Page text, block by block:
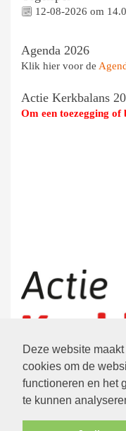
Deze website
cookies om de
functioneren en het
te kunnen
12-08-2026 om
Agenda 2026
Klik hier voor de
Actie Kerkbalans
Om een toezegging